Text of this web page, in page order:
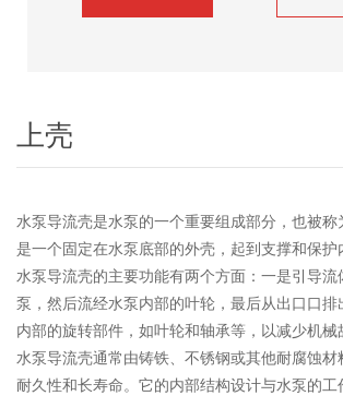
上壳
水泵导流壳是水泵的一个重要组成部分，也被称
是一个固定在水泵底部的外壳，起到支撑和保护
水泵导流壳的主要功能有两个方面：一是引导流
泵，然后流经水泵内部的叶轮，最后从出口口排
内部的旋转部件，如叶轮和轴承等，以减少机械
水泵导流壳通常由铸铁、不锈钢或其他耐腐蚀
耐久性和长寿命。它的内部结构设计与水泵的工